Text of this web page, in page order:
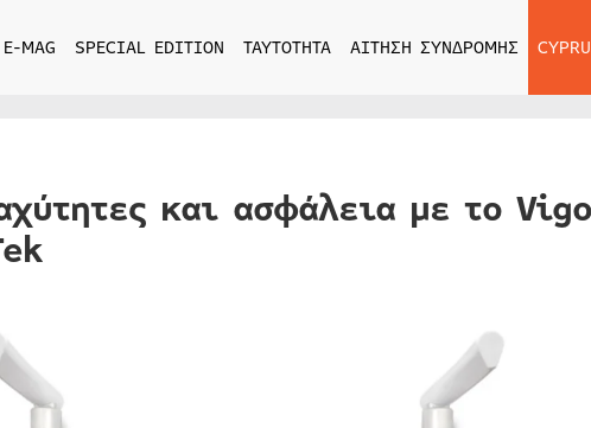
E-MAG SPECIAL EDITION ΤΑΥΤΟΤΗΤΑ ΑΙΤΗΣΗ ΣΥΝΔΡΟΜΗΣ
και ασφάλεια με το